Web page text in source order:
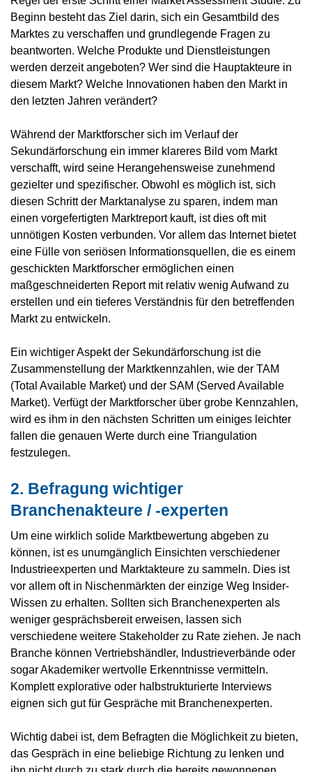
Beginn besteht das Ziel darin, sich ein Gesamtbild des
Marktes zu verschaffen und grundlegende Fragen zu
beantworten. Welche Produkte und Dienstleistungen
werden derzeit angeboten? Wer sind die Hauptakteure in
diesem Markt? Welche Innovationen haben den Markt in
den letzten Jahren verändert?
Während der Marktforscher sich im Verlauf der
Sekundärforschung ein immer klareres Bild vom Markt
verschafft, wird seine Herangehensweise zunehmend
gezielter und spezifischer. Obwohl es möglich ist, sich
diesen Schritt der Marktanalyse zu sparen, indem man
einen vorgefertigten Marktreport kauft, ist dies oft mit
unnötigen Kosten verbunden. Vor allem das Internet bietet
eine Fülle von seriösen Informationsquellen, die es einem
geschickten Marktforscher ermöglichen einen
maßgeschneiderten Report mit relativ wenig Aufwand zu
erstellen und ein tieferes Verständnis für den betreffenden
Markt zu entwickeln.
Ein wichtiger Aspekt der Sekundärforschung ist die
Zusammenstellung der Marktkennzahlen, wie der TAM
(Total Available Market) und der SAM (Served Available
Market). Verfügt der Marktforscher über grobe Kennzahlen,
wird es ihm in den nächsten Schritten um einiges leichter
fallen die genauen Werte durch eine Triangulation
festzulegen.
2. Befragung wichtiger
Branchenakteure / -experten
Um eine wirklich solide Marktbewertung abgeben zu
können, ist es unumgänglich Einsichten verschiedener
Industrieexperten und Marktakteure zu sammeln. Dies ist
vor allem oft in Nischenmärkten der einzige Weg Insider-
Wissen zu erhalten. Sollten sich Branchenexperten als
weniger gesprächsbereit erweisen, lassen sich
verschiedene weitere Stakeholder zu Rate ziehen. Je nach
Branche können Vertriebshändler, Industrieverbände oder
sogar Akademiker wertvolle Erkenntnisse vermitteln.
Komplett explorative oder halbstrukturierte Interviews
eignen sich gut für Gespräche mit Branchenexperten.
Wichtig dabei ist, dem Befragten die Möglichkeit zu bieten,
das Gespräch in eine beliebige Richtung zu lenken und